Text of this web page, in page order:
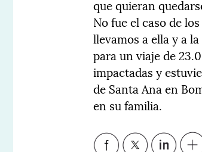
que quieran
No fue el caso de
llevamos a ella y a
para un viaje de
impactadas y
de Santa Ana en
en su familia.